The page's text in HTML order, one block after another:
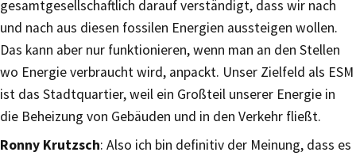
gesamtgesellschaftlich darauf verständigt, dass wir nach
und nach aus diesen fossilen Energien aussteigen wollen.
Das kann aber nur funktionieren, wenn man an den Stellen
wo Energie verbraucht wird, anpackt. Unser Zielfeld als ESM
ist das Stadtquartier, weil ein Großteil unserer Energie in
die Beheizung von Gebäuden und in den Verkehr fließt.
Ronny Krutzsch: Also ich bin definitiv der Meinung, dass es